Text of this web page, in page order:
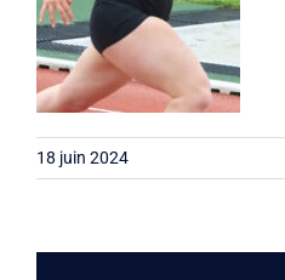
18 juin 2024